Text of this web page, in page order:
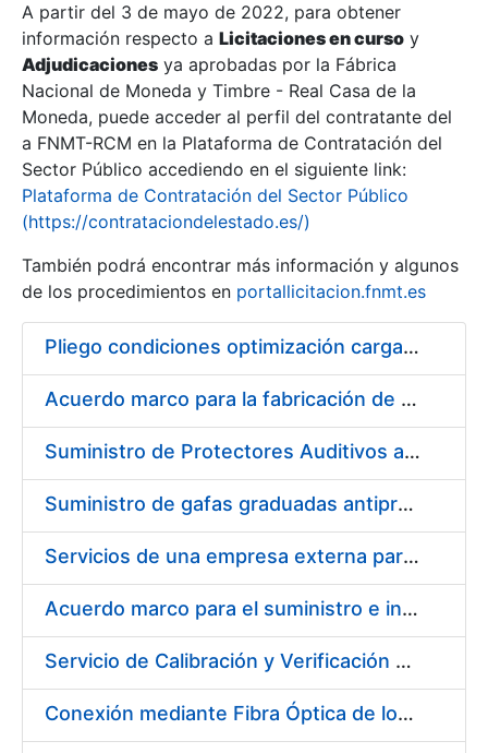
Mostrar/Ocultar
A partir del 3 de mayo de 2022, para obtener
información respecto a Licitaciones en curso y
Adjudicaciones ya aprobadas por la Fábrica
Nacional de Moneda y Timbre - Real Casa de la
Moneda, puede acceder al perfil del contratante del
a FNMT-RCM en la Plataforma de Contratación del
Sector Público accediendo en el siguiente link:
Plataforma de Contratación del Sector Público
(https://contrataciondelestado.es/)
También podrá encontrar más información y algunos
de los procedimientos en portallicitacion.fnmt.es
Pliego condiciones optimización cargas compras firmado
Acuerdo marco para la fabricación de piezas
Suministro de Protectores Auditivos a medida para las personas trabajadoras de los Centros de Trabajo de Madrid y Burgos
Suministro de gafas graduadas antiproyecciones para los trabajadores de la FNMT-RCM en los centros de trabajo de Madrid y Burgos
Servicios de una empresa externa para el asesoramiento y resolución de los recursos de alzada que se presentan relacionados con procesos de selección para la FNMT-RCM
Acuerdo marco para el suministro e instalación de persianas, estores y otros complementos
Servicio de Calibración y Verificación Externa de los Equipos de Medición del Servicio de Prevención de la FNMT-RCM
Conexión mediante Fibra Óptica de los Centros de Proceso de Datos (CPDs) de las sedes de la FNMT-RCM de Burgos y Madrid